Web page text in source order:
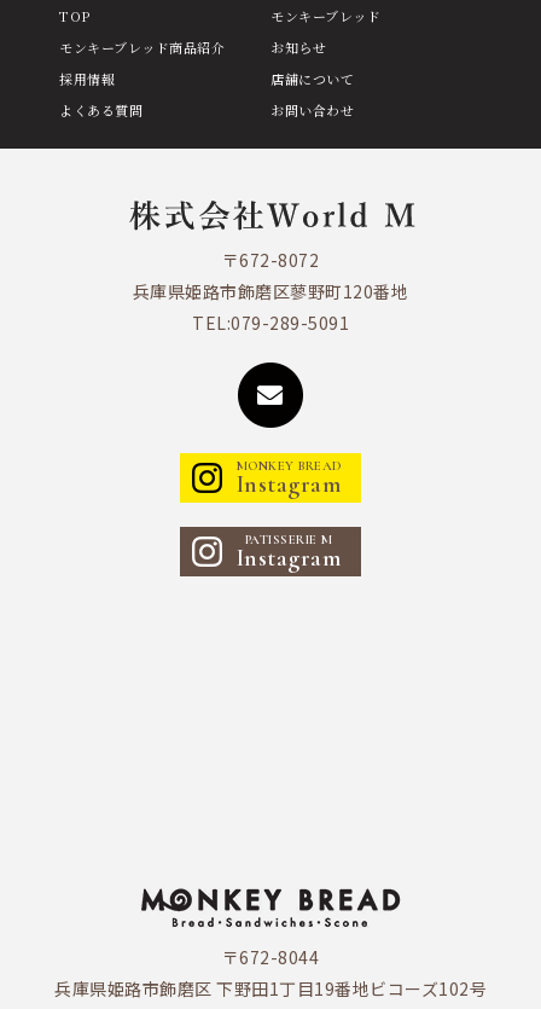
TOP
モンキーブレッド
モンキーブレッド商品紹介
お知らせ
採用情報
店舗について
よくある質問
お問い合わせ
〒672-8072
兵庫県姫路市飾磨区蓼野町120番地
TEL:079-289-5091
MONKEY BREAD
Instagram
PATISSERIE M
Instagram
〒672-8044
兵庫県姫路市飾磨区 下野田1丁目19番地ビコーズ102号